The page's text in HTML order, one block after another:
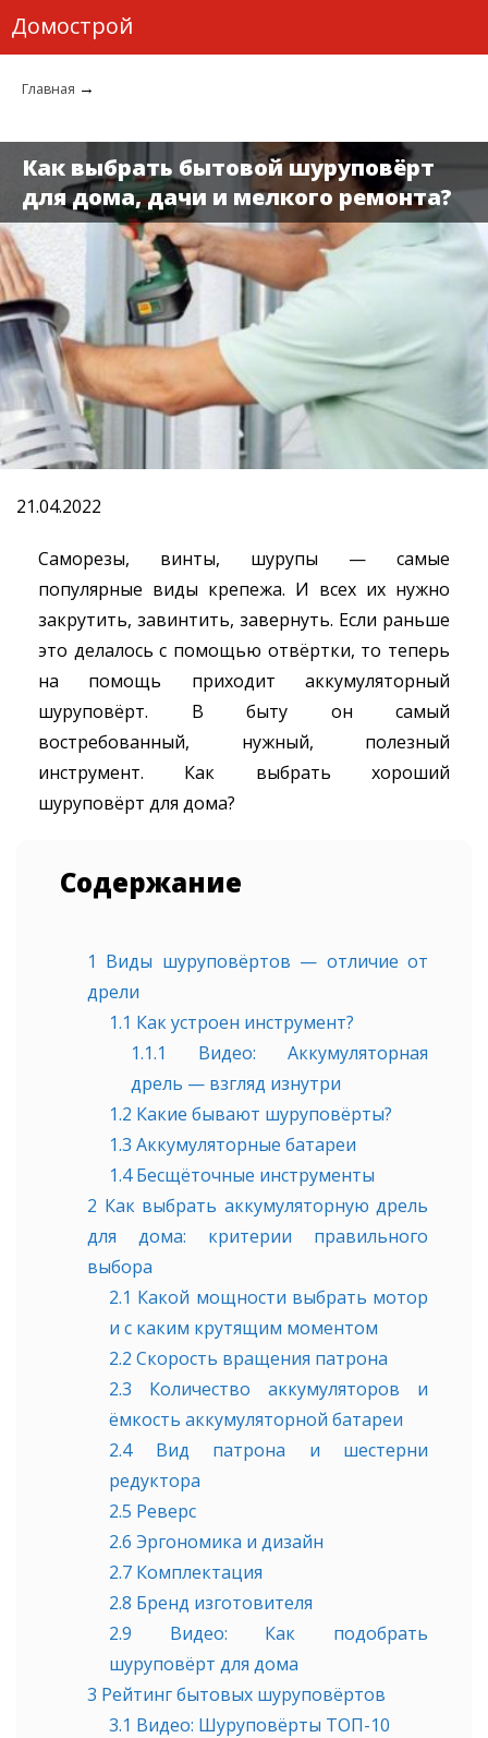
Домострой
Главная →
Как выбрать бытовой шуруповёрт
для дома, дачи и мелкого ремонта?
21.04.2022
Саморезы, винты, шурупы — самые
популярные виды крепежа. И всех их нужно
закрутить, завинтить, завернуть. Если раньше
это делалось с помощью отвёртки, то теперь
на помощь приходит аккумуляторный
шуруповёрт. В быту он самый
востребованный, нужный, полезный
инструмент. Как выбрать хороший
шуруповёрт для дома?
Содержание
1 Виды шуруповёртов — отличие от
дрели
1.1 Как устроен инструмент?
1.1.1
Видео: Аккумуляторная
дрель — взгляд изнутри
1.2 Какие бывают шуруповёрты?
1.3 Аккумуляторные батареи
1.4Бесщёточные инструменты
2 Как выбрать аккумуляторную дрель
для дома: критерии правильного
выбора
2.1 Какой мощности выбрать мотор
и с каким крутящим моментом
2.2 Скорость вращения патрона
2.3 Количество аккумуляторов и
ёмкость аккумуляторной батареи
2.4Вид патрона и шестерни
редуктора
2.5 Реверс
2.6 Эргономика и дизайн
2.7 Комплектация
2.8 Бренд изготовителя
2.9 Видео: Как подобрать
шуруповёрт для дома
3 Рейтинг бытовых шуруповёртов
3.1 Видео: Шуруповёрты ТОП-10